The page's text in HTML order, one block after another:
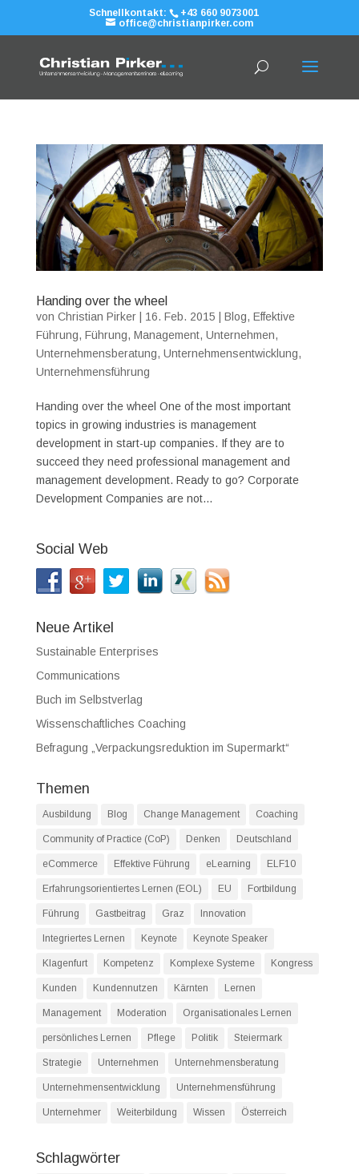
Schnellkontakt:
+43 660 9073001
office@christianpirker.com
Handing over the wheel
von Christian Pirker| 16. Feb. 2015 Blog, Effektive
Führung, Führung, Management, Unternehmen,
Unternehmensberatung, Unternehmensentwicklung,
Unternehmensführung
Handing over the wheel One of the most important
topics in growing industries is management
development in start-up companies. If they are to
succeed they need professional management and
management development. Ready to go? Corporate
Development Companies are not...
Social Web
Neue Artikel
Sustainable Enterprises
Communications
Buch im Selbstverlag
Wissenschaftliches Coaching
Befragung „Verpackungsreduktion im Supermarkt“
Themen
Ausbildung Blog Change Management Coaching
Community of Practice (CoP) Denken Deutschland
eCommerce Effektive Führung eLearning ELF10
Erfahrungsorientiertes Lernen (EOL) EU Fortbildung
Führung Gastbeitrag Graz Innovation
Integriertes Lernen Keynote Keynote Speaker
Klagenfurt Kompetenz Komplexe Systeme Kongress
Kunden Kundennutzen Kärnten Lernen
Management Moderation Organisationales Lernen
persönliches Lernen Pflege Politik Steiermark
Strategie Unternehmen Unternehmensberatung
Unternehmensentwicklung Unternehmensführung
Unternehmer Weiterbildung Wissen Österreich
Schlagwörter